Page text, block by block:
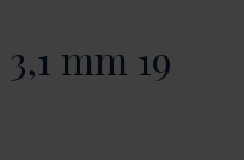
mm 19